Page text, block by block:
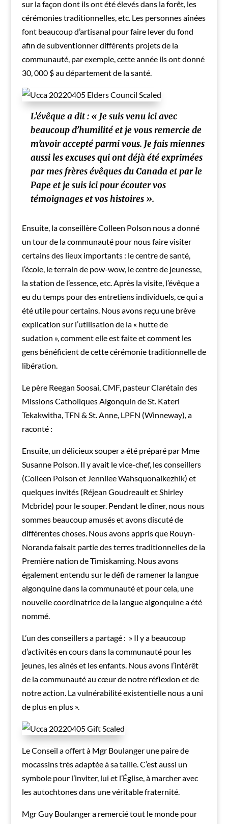
sur la façon dont ils ont été élevés dans la forêt, les
cérémonies traditionnelles, etc. Les personnes aînées
font beaucoup d’artisanal pour faire lever du fond
afin de subventionner différents projets de la
communauté, par exemple, cette année ils ont donné
30, 000 $ au département de la santé.
L’évêque a dit : « Je suis venu ici avec
beaucoup d’humilité et je vous remercie de
m’avoir accepté parmi vous. Je fais miennes
aussi les excuses qui ont déjà été exprimées
par mes frères évêques du Canada et par le
Pape et je suis ici pour écouter vos
témoignages et vos histoires ».
Ensuite, la conseillère Colleen Polson nous a donné
un tour de la communauté pour nous faire visiter
certains des lieux importants : le centre de santé,
l’école, le terrain de pow-wow, le centre de jeunesse,
la station de l’essence, etc. Après la visite, l’évêque a
eu du temps pour des entretiens individuels, ce qui a
été utile pour certains. Nous avons reçu une brève
explication sur l’utilisation de la « hutte de
sudation », comment elle est faite et comment les
gens bénéficient de cette cérémonie traditionnelle de
libération.
Le père Reegan Soosai, CMF, pasteur Clarétain des
Missions Catholiques Algonquin de St. Kateri
Tekakwitha, TFN & St. Anne, LPFN (Winneway), a
raconté :
Ensuite, un délicieux souper a été préparé par Mme
Susanne Polson. Il y avait le vice-chef, les conseillers
(Colleen Polson et Jennilee Wahsquonaikezhik) et
quelques invités (Réjean Goudreault et Shirley
Mcbride) pour le souper. Pendant le dîner, nous nous
sommes beaucoup amusés et avons discuté de
différentes choses. Nous avons appris que Rouyn-
Noranda faisait partie des terres traditionnelles de la
Première nation de Timiskaming. Nous avons
également entendu sur le défi de ramener la langue
algonquine dans la communauté et pour cela, une
nouvelle coordinatrice de la langue algonquine a été
nommé.
L’un des conseillers a partagé : » Il y a beaucoup
d’activités en cours dans la communauté pour les
jeunes, les aînés et les enfants. Nous avons l’intérêt
de la communauté au cœur de notre réflexion et de
notre action. La vulnérabilité existentielle nous a uni
de plus en plus ».
Le Conseil a offert à Mgr Boulanger une paire de
mocassins très adaptée à sa taille. C’est aussi un
symbole pour l’inviter, lui et l’Église, à marcher avec
les autochtones dans une véritable fraternité.
Mgr Guy Boulanger a remercié tout le monde pour